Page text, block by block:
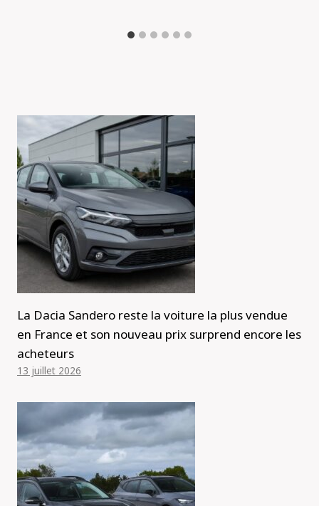
La Dacia Sandero reste la voiture la plus vendue
en France et son nouveau prix surprend encore les
acheteurs
13 juillet 2026